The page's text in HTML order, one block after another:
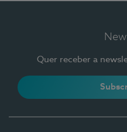
Quer receber a